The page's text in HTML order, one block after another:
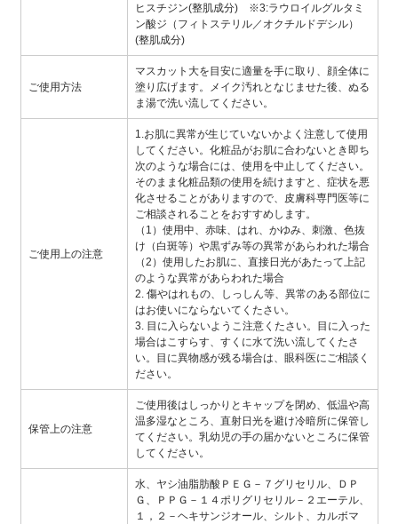
ヒスチジン(整肌成分) ※3:ラウロイルグルタミ
ン酸ジ（フィトステリル／オクチルドデシル）
(整肌成分)
ご使用方法
マスカット大を目安に適量を手に取り、顔全体に
塗り広げます。メイク汚れとなじませた後、ぬる
ま湯で洗い流してください。
ご使用上の注意
1.お肌に異常が生じていないかよく注意して使用
してください。化粧品がお肌に合わないとき即ち
次のような場合には、使用を中止してください。
そのまま化粧品類の使用を続けますと、症状を悪
化させることがありますので、皮膚科専門医等に
ご相談されることをおすすめします。
（1）使用中、赤味、はれ、かゆみ、刺激、色抜
け（白斑等）や黒ずみ等の異常があらわれた場合
（2）使用したお肌に、直接日光があたって上記
のような異常があらわれた場合
2. 傷やはれもの、しっしん等、異常のある部位に
はお使いにならないてくたさい。
3. 目に入らないようこ注意くたさい。目に入った
場合はこすらす、すくに水て洗い流してくたさ
い。目に異物感が残る場合は、眼科医にご相談く
ださい。
保管上の注意
ご使用後はしっかりとキャップを閉め、低温や高
温多湿なところ、直射日光を避け冷暗所に保管し
てください。乳幼児の手の届かないところに保管
してください。
水、ヤシ油脂肪酸ＰＥＧ－７グリセリル、ＤＰ
Ｇ、ＰＰＧ－１４ポリグリセリル－２エーテル、
１，２－ヘキサンジオール、シルト、カルボマ